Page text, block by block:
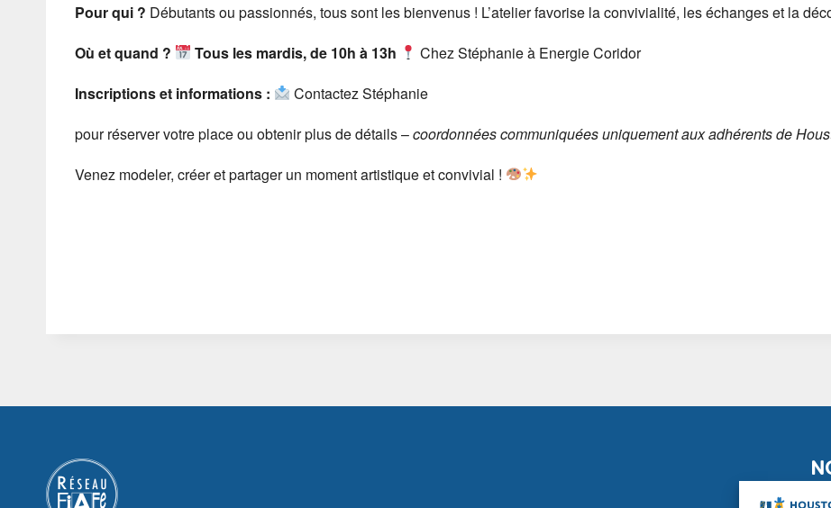
Pour qui ? Débutants ou passionnés, tous sont les bienvenus ! L’atelier favorise la convivialité, les échanges et la
Où et quand ?
Tous les mardis, de 10h à 13h
Chez Stéphanie à Energie Coridor
Inscriptions et informations :
Contactez Stéphanie
pour réserver votre place ou obtenir plus de détails –coordonnées communiquées uniquement aux adhérents de
Venez modeler, créer et partager un moment artistique et convivial !